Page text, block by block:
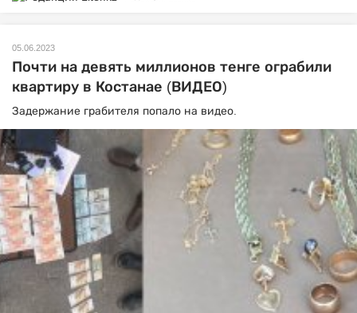
05.06.2023
Почти на девять миллионов тенге ограбили
квартиру в Костанае (ВИДЕО)
Задержание грабителя попало на видео.